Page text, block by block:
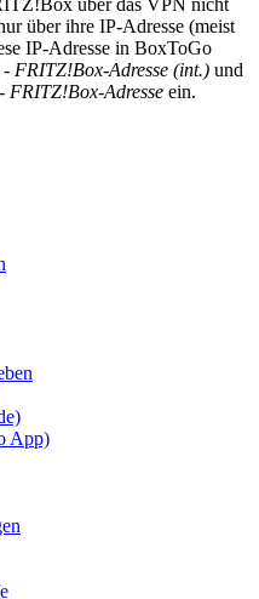
über ihre IP-Adresse (meist
IP-Adresse in BoxToGo
- FRITZ!Box-Adresse (int.) und
FRITZ!Box-Adresse ein.
App)